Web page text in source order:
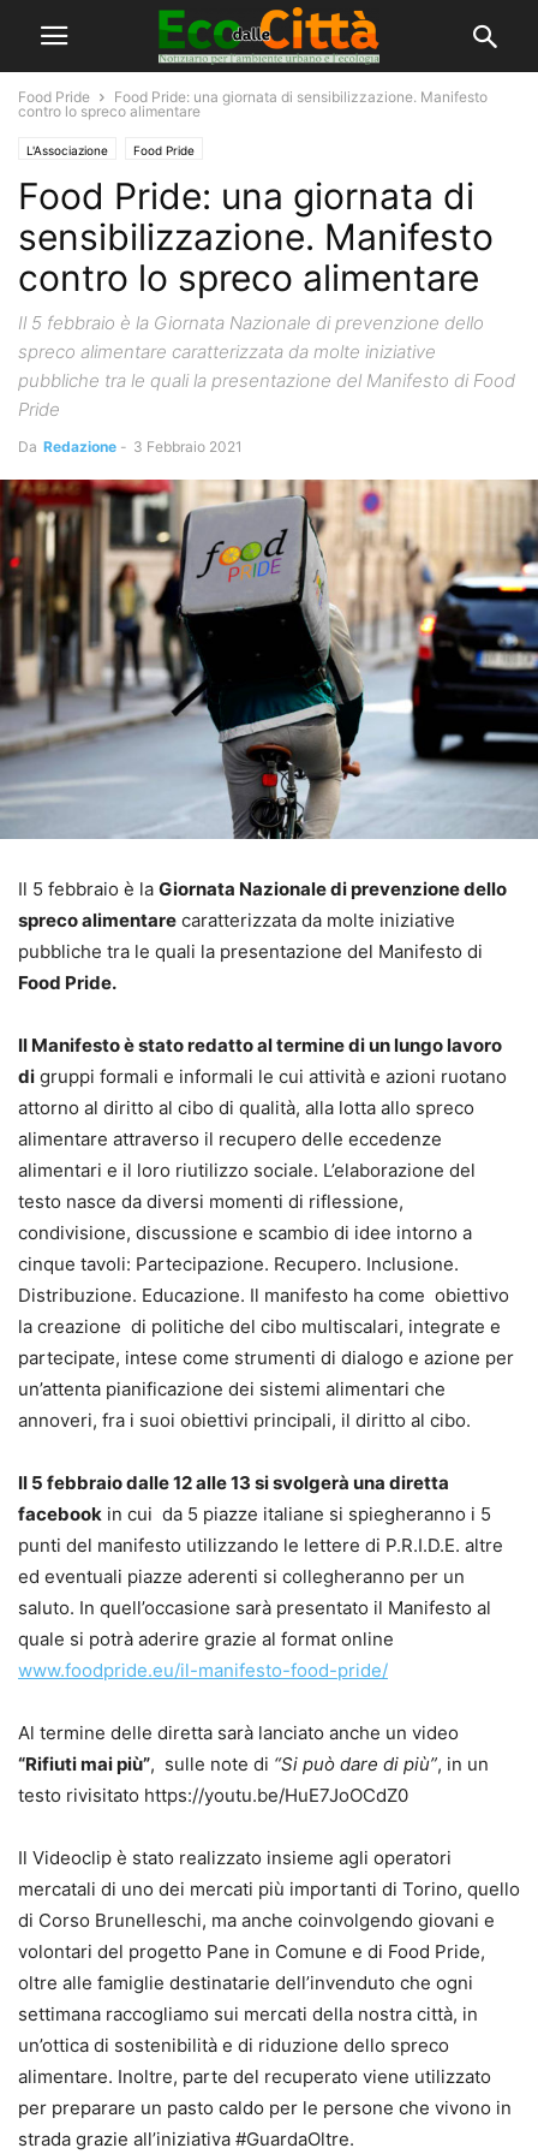
Food Pride
Food Pride: una giornata di sensibilizzazione. Manifesto
contro lo spreco alimentare
L'Associazione Food Pride
Food Pride: una giornata di
sensibilizzazione. Manifesto
contro lo spreco alimentare
Il 5 febbraio è la Giornata Nazionale di prevenzione dello
spreco alimentare caratterizzata da molte iniziative
pubbliche tra le quali la presentazione del Manifesto di Food
Pride
Da Redazione - 3 Febbraio 2021
Il 5 febbraio è la Giornata Nazionale di prevenzione dello
spreco alimentare caratterizzata da molte iniziative
pubbliche tra le quali la presentazione del Manifesto di
Food Pride.
Il Manifesto è stato redatto al termine di un lungo lavoro
di gruppi formali e informali le cui attività e azioni ruotano
attorno al diritto al cibo di qualità, alla lotta allo spreco
alimentare attraverso il recupero delle eccedenze
alimentari e il loro riutilizzo sociale. L’elaborazione del
testo nasce da diversi momenti di riflessione,
condivisione, discussione e scambio di idee intorno a
cinque tavoli: Partecipazione. Recupero. Inclusione.
Distribuzione. Educazione. Il manifesto ha come obiettivo
la creazione di politiche del cibo multiscalari, integrate e
partecipate, intese come strumenti di dialogo e azione per
un’attenta pianificazione dei sistemi alimentari che
annoveri, fra i suoi obiettivi principali, il diritto al cibo.
Il 5 febbraio dalle 12 alle 13 si svolgerà una diretta
facebook in cui da 5 piazze italiane si spiegheranno i 5
punti del manifesto utilizzando le lettere di P.R.I.D.E. altre
ed eventuali piazze aderenti si collegheranno per un
saluto. In quell’occasione sarà presentato il Manifesto al
quale si potrà aderire grazie al format online
www.foodpride.eu/il-manifesto-food-pride/
Al termine delle diretta sarà lanciato anche un video
“Rifiuti mai più”, sulle note di “Si può dare di più”, in un
testo rivisitato https://youtu.be/HuE7JoOCdZ0
Il Videoclip è stato realizzato insieme agli operatori
mercatali di uno dei mercati più importanti di Torino, quello
di Corso Brunelleschi, ma anche coinvolgendo giovani e
volontari del progetto Pane in Comune e di Food Pride,
oltre alle famiglie destinatarie dell’invenduto che ogni
settimana raccogliamo sui mercati della nostra città, in
un’ottica di sostenibilità e di riduzione dello spreco
alimentare. Inoltre, parte del recuperato viene utilizzato
per preparare un pasto caldo per le persone che vivono in
strada grazie all’iniziativa #GuardaOltre.